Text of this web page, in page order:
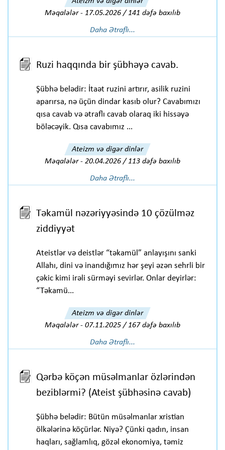
Məqalələr- 17.05.2026 / 141 dəfə baxılıb
Daha Ətraflı...
Ruzi haqqında bir şübhəyə cavab.
Şübhə belədir: İtaət ruzini artırır, asilik ruzini
aparırsa, nə üçün dindar kasıb olur? Cavabımızı
qısa cavab və ətraflı cavab olaraq iki hissəyə
böləcəyik. Qısa cavabımız ...
Ateizm və digər dinlər
Məqalələr- 20.04.2026 / 113 dəfə baxılıb
Daha Ətraflı...
Təkamül nəzəriyyəsində 10 çözülməz
ziddiyyət
Ateistlər və deistlər “təkamül” anlayışını sanki
Allahı, dini və inandığımız hər şeyi əzən sehrli bir
çəkic kimi irəli sürməyi sevirlər. Onlar deyirlər:
“Təkamü...
Ateizm və digər dinlər
Məqalələr- 07.11.2025 / 167 dəfə baxılıb
Daha Ətraflı...
Qərbə köçən müsəlmanlar özlərindən
beziblərmi? (Ateist şübhəsinə cavab)
Şübhə belədir: Bütün müsəlmanlar xristian
ölkələrinə köçürlər. Niyə? Çünki qadın, insan
haqları, sağlamlıq, gözəl ekonomiya, təmiz